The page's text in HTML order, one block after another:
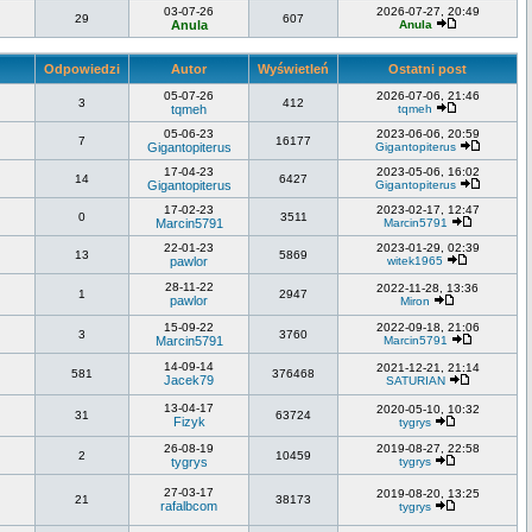
29
03-07-26
Anula 607
2026-07-27, 20:49
Anula
Odpowiedzi Autor Wyświetleń Ostatni post
3
05-07-26
tqmeh 412
2026-07-06, 21:46
tqmeh
7
05-06-23
Gigantopiterus 16177
2023-06-06, 20:59
Gigantopiterus
14
17-04-23
Gigantopiterus 6427
2023-05-06, 16:02
Gigantopiterus
0
17-02-23
Marcin5791 3511
2023-02-17, 12:47
Marcin5791
13
22-01-23
pawlor 5869
2023-01-29, 02:39
witek1965
1
28-11-22
pawlor 2947
2022-11-28, 13:36
Miron
3
15-09-22
Marcin5791 3760
2022-09-18, 21:06
Marcin5791
581
14-09-14
Jacek79 376468
2021-12-21, 21:14
SATURIAN
31
13-04-17
Fizyk 63724
2020-05-10, 10:32
tygrys
2
26-08-19
tygrys 10459
2019-08-27, 22:58
tygrys
21
27-03-17
rafalbcom 38173
2019-08-20, 13:25
tygrys